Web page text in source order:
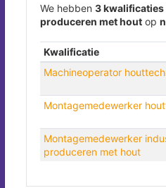
We hebben 3 kwalificaties
produceren met hout op
Kwalificatie
Machineoperator
Montagemedewerker
Montagemedewerker
produceren met hout